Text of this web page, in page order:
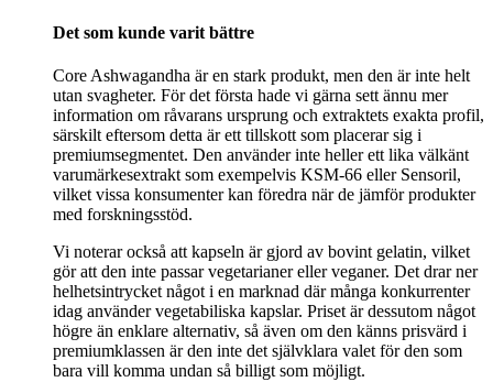
Det som kunde varit bättre
Core Ashwagandha är en stark produkt, men den är inte helt
utan svagheter. För det första hade vi gärna sett ännu mer
information om råvarans ursprung och extraktets exakta profil,
särskilt eftersom detta är ett tillskott som placerar sig i
premiumsegmentet. Den använder inte heller ett lika välkänt
varumärkesextrakt som exempelvis KSM-66 eller Sensoril,
vilket vissa konsumenter kan föredra när de jämför produkter
med forskningsstöd.
Vi noterar också att kapseln är gjord av bovint gelatin, vilket
gör att den inte passar vegetarianer eller veganer. Det drar ner
helhetsintrycket något i en marknad där många konkurrenter
idag använder vegetabiliska kapslar. Priset är dessutom något
högre än enklare alternativ, så även om den känns prisvärd i
premiumklassen är den inte det självklara valet för den som
bara vill komma undan så billigt som möjligt.